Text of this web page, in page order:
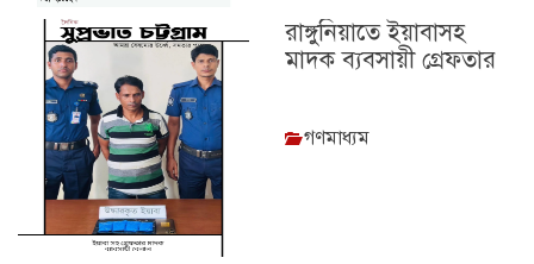
রাঙ্গুনিয়াতে ইয়াবাসহ
মাদক ব্যবসায়ী গ্রেফতার
গণমাধ্যম